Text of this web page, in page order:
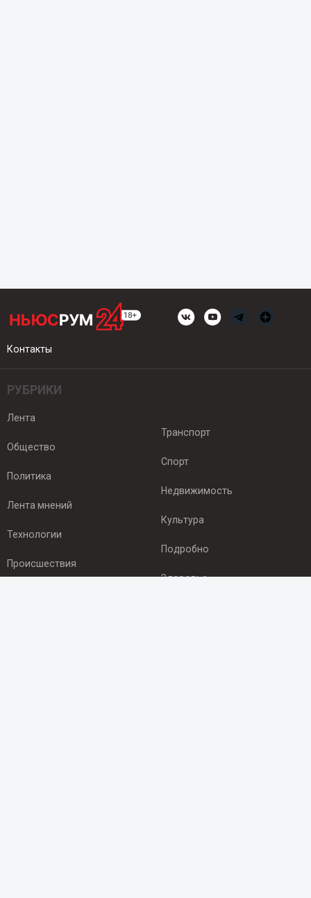
Контакты
РУБРИКИ
Лента
Общество
Политика
Лента мнений
Технологии
Происшествия
Транспорт
Спорт
Недвижимость
Культура
Подробно
Здоровье